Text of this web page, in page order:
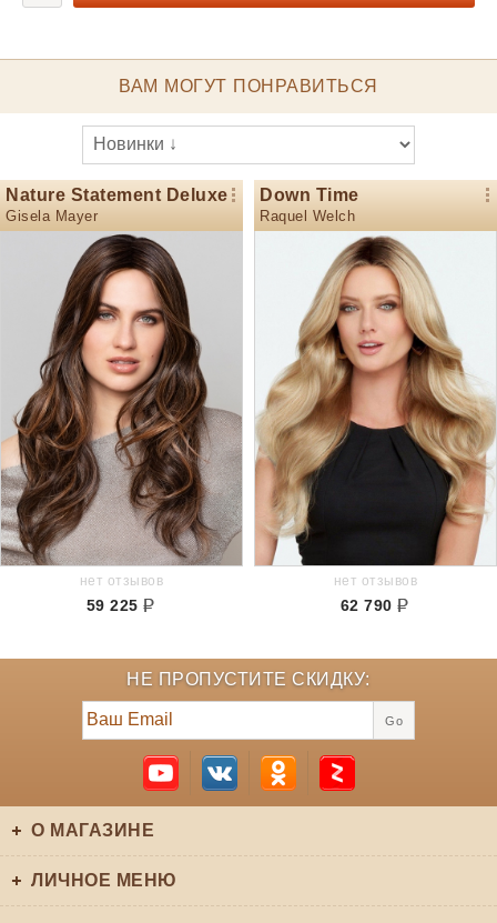
ВАМ МОГУТ ПОНРАВИТЬСЯ
Nature Statement Deluxe
Gisela Mayer
нет отзывов
59 225
Down Time
Raquel Welch
нет отзывов
62 790
НЕ ПРОПУСТИТЕ СКИДКУ:
Go
О МАГАЗИНЕ
ЛИЧНОЕ МЕНЮ